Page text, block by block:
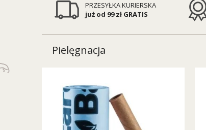
PRZESYŁKA KURIERSKA
już od 99 zł GRATIS
Pielęgnacja